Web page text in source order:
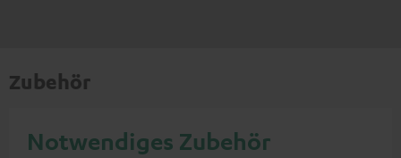
Zubehör
Notwendiges Zubehör